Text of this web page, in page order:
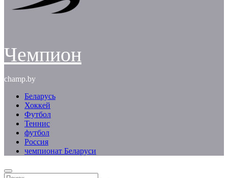
Чемпион
champ.by
Беларусь
Хоккей
Футбол
Теннис
футбол
Россия
чемпионат Беларуси